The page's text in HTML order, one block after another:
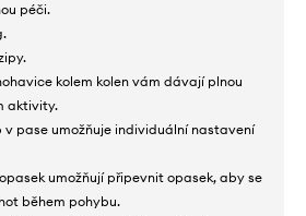
péči.
kolem kolen vám dávají plnou
aktivity.
v pase umožňuje individuální nastavení
umožňují připevnit opasek, aby se
během pohybu.